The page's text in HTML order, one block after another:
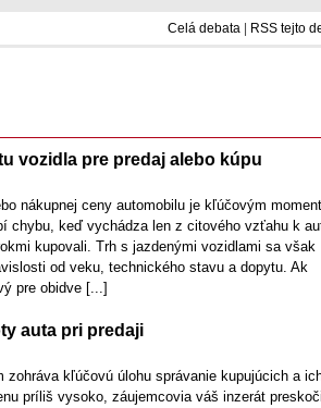
Celá debata RSS tejto
vozidla pre predaj alebo kúpu
nákupnej ceny automobilu je kľúčovým
chybu, keď vychádza len z citového vzťahu k
kupovali. Trh s jazdenými vozidlami sa však
od veku, technického stavu a dopytu. Ak
pre obidve [...]
auta pri predaji
zohráva kľúčovú úlohu správanie kupujúcich a
príliš vysoko, záujemcovia váš inzerát